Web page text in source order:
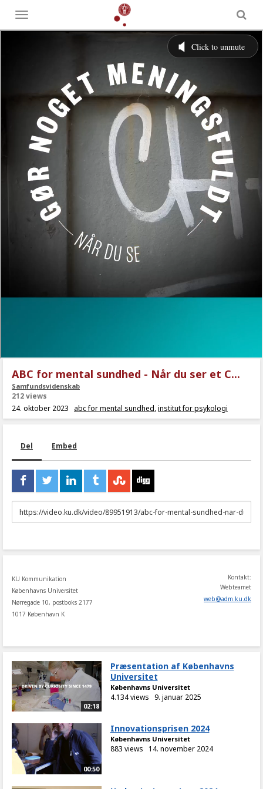
Toggle
menu
ABC for mental sundhed - Når du ser et C...
Samfundsvidenskab
212 views
24. oktober 2023
abc for mental sundhed,institut for psykologi
Del Embed
URL
to
KU Kommunikation
Københavns Universitet
Nørregade 10, postboks 2177
1017 København K
Kontakt:
Webteamet
web@adm.ku.dk
02:18
Præsentation af Københavns
Universitet
Københavns Universitet
4.134 views 9. januar 2025
00:50
Innovationsprisen 2024
Københavns Universitet
883 views 14. november 2024